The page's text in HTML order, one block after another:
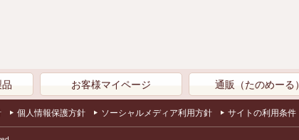
お客様マイページ 通販（たのめーる
個人情報保護方針 ソーシャルメディア利用方針 サイトの利用条件